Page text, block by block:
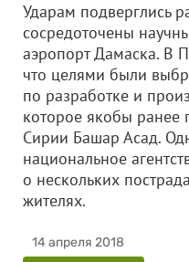
Ударам подверглись
сосредоточены
аэропорт Дамаска. В
что целями были
по разработке и
которое якобы ранее
Сирии Башар Асад.
национальное
о нескольких
жителях.
14 апреля 2018